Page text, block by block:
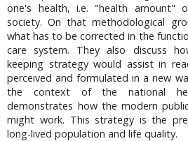
one's health, i.e. "health amount"
society. On that methodological
what has to be corrected in the
care system. They also discuss
keeping strategy would assist in
perceived and formulated in a new
the context of the national
demonstrates how the modern
might work. This strategy is the
long-lived population and life quality.